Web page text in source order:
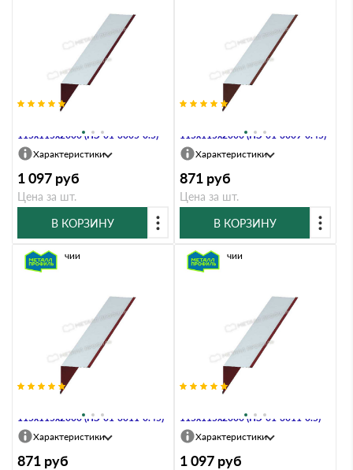
115х115х2000 (ПЭ-01-3005-0.5)
Характеристики
1 097 руб
Цена за шт.
В КОРЗИНУ
115х115х2000 (ПЭ-01-3009-0.45)
Характеристики
871 руб
Цена за шт.
В КОРЗИНУ
115х115х2000 (ПЭ-01-3011-0.45)
В наличии
Характеристики
871 руб
115х115х2000 (ПЭ-01-3011-0.5)
В наличии
Характеристики
1 097 руб